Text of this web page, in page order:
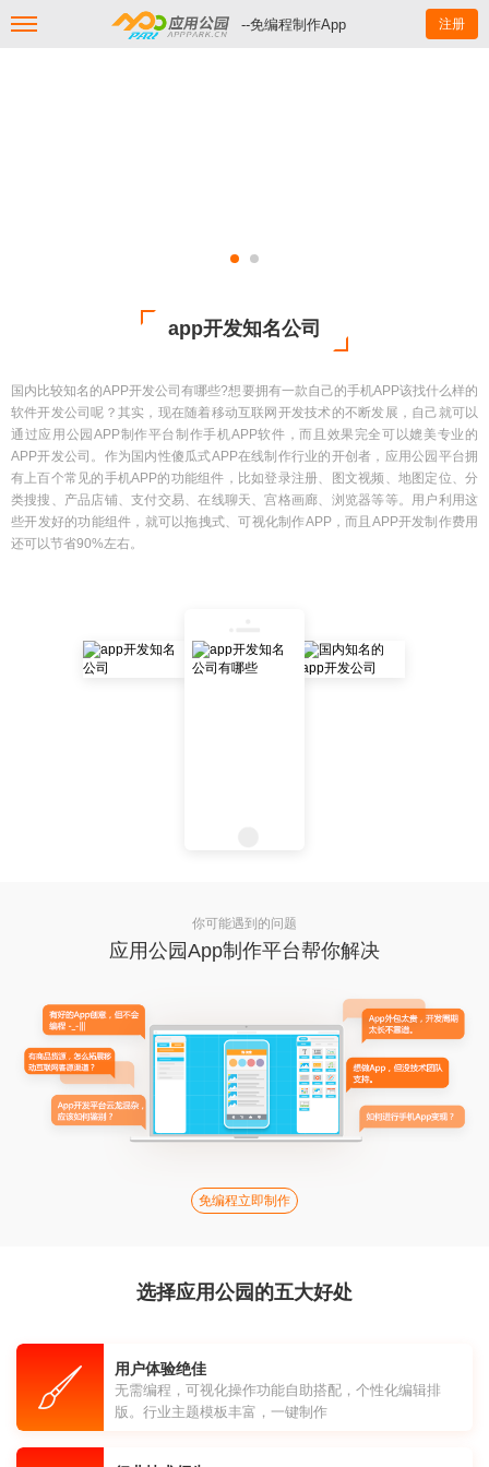
--免编程制作App 注册
app开发知名公司
国内比较知名的APP开发公司有哪些?想要拥有一款自己的手机APP该找什么样的
软件开发公司呢？其实，现在随着移动互联网开发技术的不断发展，自己就可以
通过应用公园APP制作平台制作手机APP软件，而且效果完全可以媲美专业的
APP开发公司。作为国内性傻瓜式APP在线制作行业的开创者，应用公园平台拥
有上百个常见的手机APP的功能组件，比如登录注册、图文视频、地图定位、分
类搜搜、产品店铺、支付交易、在线聊天、宫格画廊、浏览器等等。用户利用这
些开发好的功能组件，就可以拖拽式、可视化制作APP，而且APP开发制作费用
还可以节省90%左右。
你可能遇到的问题
应用公园App制作平台帮你解决
免编程立即制作
选择应用公园的五大好处
用户体验绝佳
无需编程，可视化操作功能自助搭配，个性化编辑排
版。行业主题模板丰富，一键制作